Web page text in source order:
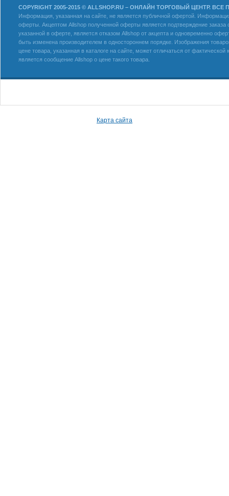
COPYRIGHT 2005-2015 © ALLSHOP.RU – ОНЛАЙН ТОРГОВЫЙ ЦЕНТР.
Информация, указанная на сайте, не является публичной офертой.
оферты. Акцептом Allshop полученной оферты является подтверждение
указанной в оферте, является отказом Allshop от акцепта и одновременно
быть изменена производителем в одностороннем порядке. Изображения
цене товара, указанная в каталоге на сайте, может отличаться от
является сообщение Allshop о цене такого товара.
Карта сайта